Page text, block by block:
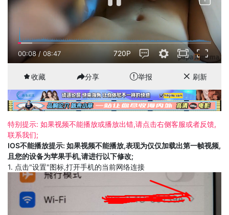
00:08 / 08:47 720P
收藏 分享 举报 刷新
特别提示: 如果视频不能播放或播放出错,请点击右侧客服或者反馈,
联系我们;
IOS不能播放提示: 如果视频不能播放,表现为仅仅加载出第一帧视频,
且您的设备为苹果手机,请进行以下修改;
1. 点击"设置"图标,打开手机的当前网络连接